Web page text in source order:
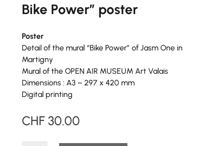
Bike Power” poster
Poster
Detailof the mural “Bike Power” of Jasm One in
Martigny
Mural of the OPEN AIR MUSEUM Art Valais
Dimensions : A3 – 297 x 420 mm
Digital printing
CHF30.00